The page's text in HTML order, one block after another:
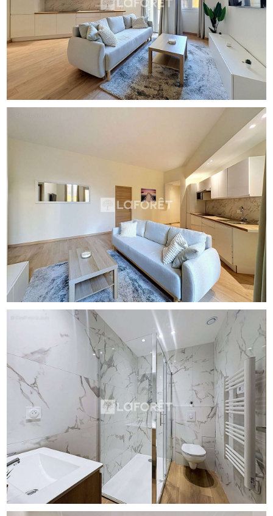
cuisine ouverte entièrement équipée s'intègre
harmonieusement au séjour pour un ensemble fluide et
convivial. Côté nuit, une chambre confortable avec
rangements intégrés et une salle d'eau moderne
entièrement rénovée, aux finitions soignées. Ce bien clé
en main est vendu entièrement meublé, prêt à vivre dès la
signature, parfait pour une résidence principale ou un
Climatisation réversible - Double vitrage et menuiseries
PVC - Fibre optique - Ascenseur et interphone - Système
Riquier, dans un environnement urbain recherché,
parfaitement desservi et en plein essor. A visiter sans
tarder. Copropriété de 58 lots - dont 42 lots habitation.
(Pas de procédure en cours). Charges annuelles : 816
euros.